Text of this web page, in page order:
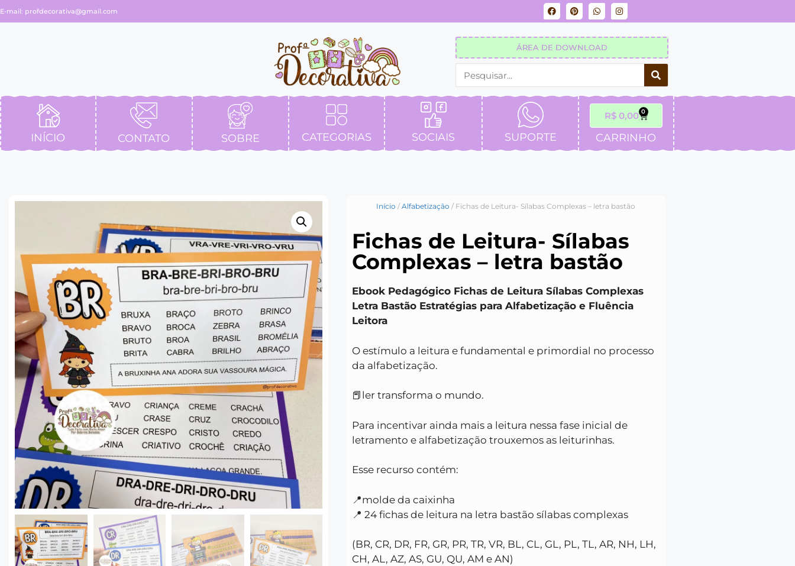
E-mail: profdecorativa@gmail.com
ÁREA DE DOWNLOAD
INÍCIO CONTATO SOBRE CATEGORIAS SOCIAIS SUPORTE
R$0,00 0
CARRINHO
Início / Alfabetização / Fichas de Leitura- Sílabas Complexas – letra bastão
Fichas de Leitura- Sílabas
Complexas – letra bastão
Ebook Pedagógico Fichas de Leitura Sílabas Complexas
Letra Bastão Estratégias para Alfabetização e Fluência
Leitora
O estímulo a leitura e fundamental e primordial no processo
da alfabetização.
📕ler transforma o mundo.
Para incentivar ainda mais a leitura nessa fase inicial de
letramento e alfabetização trouxemos as leiturinhas.
Esse recurso contém:
📍molde da caixinha
📍 24 fichas de leitura na letra bastão sílabas complexas
(BR, CR, DR, FR, GR, PR, TR, VR, BL, CL, GL, PL, TL, AR, NH, LH,
CH, AL, AZ, AS, GU, QU, AM e AN)